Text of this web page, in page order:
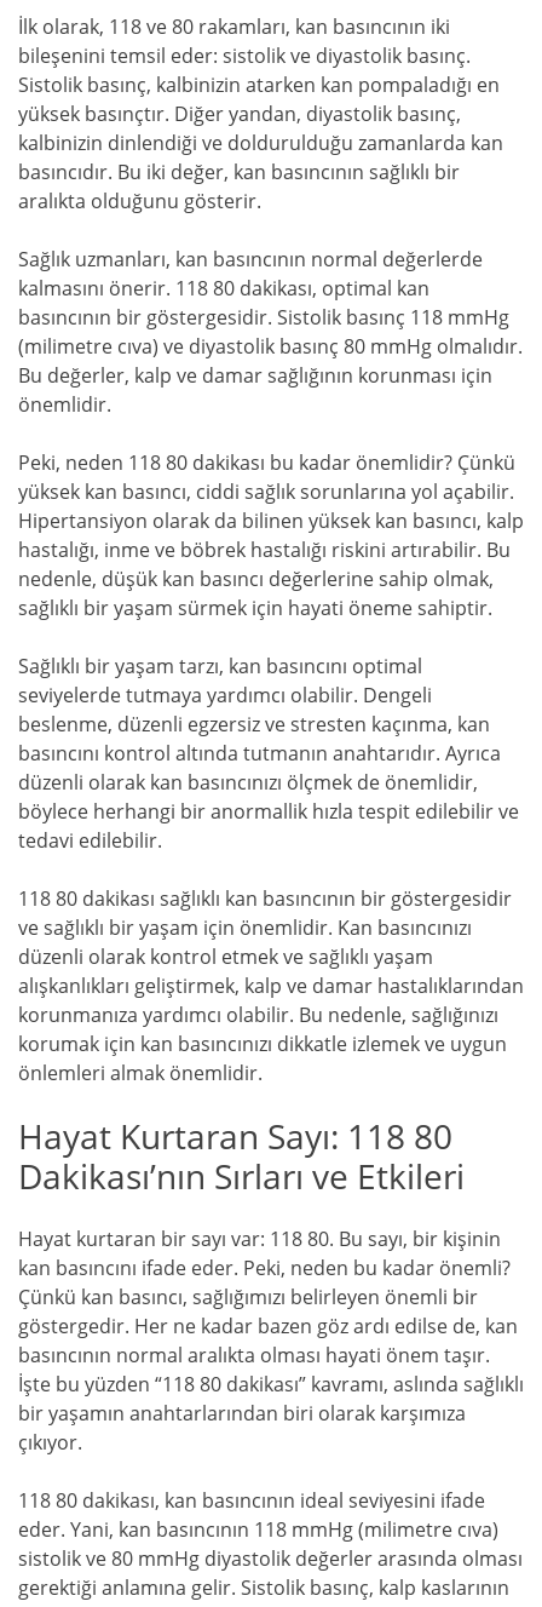
İlk olarak, 118 ve 80 rakamları, kan basıncının iki
bileşenini temsil eder: sistolik ve diyastolik basınç.
Sistolik basınç, kalbinizin atarken kan pompaladığı en
yüksek basınçtır. Diğer yandan, diyastolik basınç,
kalbinizin dinlendiği ve doldurulduğu zamanlarda kan
basıncıdır. Bu iki değer, kan basıncının sağlıklı bir
aralıkta olduğunu gösterir.
Sağlık uzmanları, kan basıncının normal değerlerde
kalmasını önerir. 118 80 dakikası, optimal kan
basıncının bir göstergesidir. Sistolik basınç 118 mmHg
(milimetre cıva) ve diyastolik basınç 80 mmHg olmalıdır.
Bu değerler, kalp ve damar sağlığının korunması için
önemlidir.
Peki, neden 118 80 dakikası bu kadar önemlidir? Çünkü
yüksek kan basıncı, ciddi sağlık sorunlarına yol açabilir.
Hipertansiyon olarak da bilinen yüksek kan basıncı, kalp
hastalığı, inme ve böbrek hastalığı riskini artırabilir. Bu
nedenle, düşük kan basıncı değerlerine sahip olmak,
sağlıklı bir yaşam sürmek için hayati öneme sahiptir.
Sağlıklı bir yaşam tarzı, kan basıncını optimal
seviyelerde tutmaya yardımcı olabilir. Dengeli
beslenme, düzenli egzersiz ve stresten kaçınma, kan
basıncını kontrol altında tutmanın anahtarıdır. Ayrıca
düzenli olarak kan basıncınızı ölçmek de önemlidir,
böylece herhangi bir anormallik hızla tespit edilebilir ve
tedavi edilebilir.
118 80 dakikası sağlıklı kan basıncının bir göstergesidir
ve sağlıklı bir yaşam için önemlidir. Kan basıncınızı
düzenli olarak kontrol etmek ve sağlıklı yaşam
alışkanlıkları geliştirmek, kalp ve damar hastalıklarından
korunmanıza yardımcı olabilir. Bu nedenle, sağlığınızı
korumak için kan basıncınızı dikkatle izlemek ve uygun
önlemleri almak önemlidir.
Hayat Kurtaran Sayı: 118 80
Dakikası’nın Sırları ve Etkileri
Hayat kurtaran bir sayı var: 118 80. Bu sayı, bir kişinin
kan basıncını ifade eder. Peki, neden bu kadar önemli?
Çünkü kan basıncı, sağlığımızı belirleyen önemli bir
göstergedir. Her ne kadar bazen göz ardı edilse de, kan
basıncının normal aralıkta olması hayati önem taşır.
İşte bu yüzden “118 80 dakikası” kavramı, aslında sağlıklı
bir yaşamın anahtarlarından biri olarak karşımıza
çıkıyor.
118 80 dakikası, kan basıncının ideal seviyesini ifade
eder. Yani, kan basıncının 118 mmHg (milimetre cıva)
sistolik ve 80 mmHg diyastolik değerler arasında olması
gerektiği anlamına gelir. Sistolik basınç, kalp kaslarının